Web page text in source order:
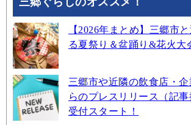
【2026年まとめ】三郷市
る夏祭り＆盆踊り&花火大
三郷市や近隣の飲食店・
らのプレスリリース（記
受付スタート！